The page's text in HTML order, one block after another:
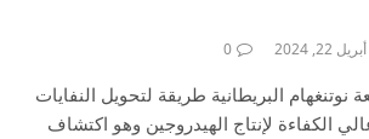
أبريل 22, 2024 0
نوتنغهام البريطانية طريقة لتحويل النفايات
الكفاءة لإنتاج الهيدروجين وهو اكتشاف